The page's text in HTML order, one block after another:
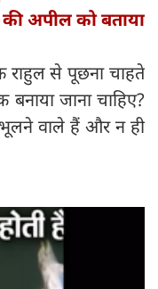
की अपील को बताया
राहुल से पूछना चाहते
जाना चाहिए?
भूलने वाले हैं और न ही